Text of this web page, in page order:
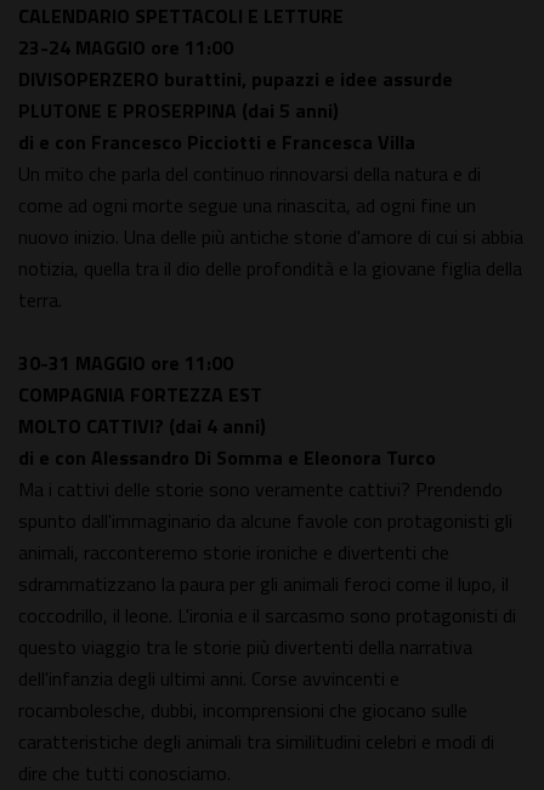
CALENDARIO SPETTACOLI E LETTURE
23-24 MAGGIO ore 11:00
DIVISOPERZERO burattini, pupazzi e idee assurde
PLUTONE E PROSERPINA (dai 5 anni)
di e con Francesco Picciotti e Francesca Villa
Un mito che parla del continuo rinnovarsi della natura e di
come ad ogni morte segue una rinascita, ad ogni fine un
nuovo inizio. Una delle più antiche storie d'amore di cui si abbia
notizia, quella tra il dio delle profondità e la giovane figlia della
terra.
30-31 MAGGIO ore 11:00
COMPAGNIA FORTEZZA EST
MOLTO CATTIVI? (dai 4 anni)
di e con Alessandro Di Somma e Eleonora Turco
Ma i cattivi delle storie sono veramente cattivi? Prendendo
spunto dall'immaginario da alcune favole con protagonisti gli
animali, racconteremo storie ironiche e divertenti che
sdrammatizzano la paura per gli animali feroci come il lupo, il
coccodrillo, il leone. L'ironia e il sarcasmo sono protagonisti di
questo viaggio tra le storie più divertenti della narrativa
dell'infanzia degli ultimi anni. Corse avvincenti e
rocambolesche, dubbi, incomprensioni che giocano sulle
caratteristiche degli animali tra similitudini celebri e modi di
dire che tutti conosciamo.